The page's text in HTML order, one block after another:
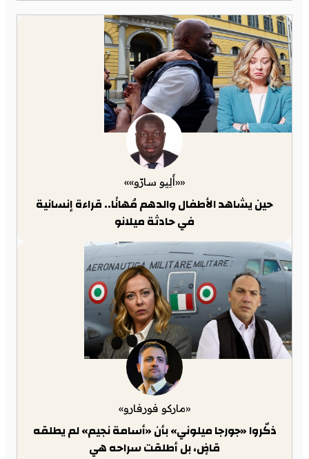
««أَلِيو سارّو»»
حين يشاهد الأطفال والدهم مُهانًا.. قراءة إنسانية
في حادثة ميلانو
«ماركو فورفارو»
ذكّروا «جورجا ميلوني» بأن «أسامة نجيم» لم يطلقه
قاضٍ، بل أطلقت سراحه هي